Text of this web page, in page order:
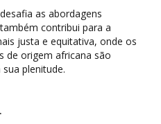
as abordagens
contribui para a
justa e equitativa, onde os
de origem africana são
plenitude.